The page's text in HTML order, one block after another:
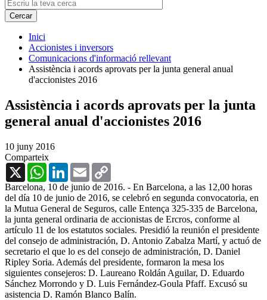
Inici
Accionistes i inversors
Comunicacions d'informació rellevant
Assistència i acords aprovats per la junta general anual
d'accionistes 2016
Assistència i acords aprovats per la junta
general anual d'accionistes 2016
10 juny 2016
Comparteix
X
WhatsAppLinkedInEmail
Barcelona, 10 de junio de 2016. - En Barcelona, a las 12,00 horas
del día 10 de junio de 2016, se celebró en segunda convocatoria, en
la Mutua General de Seguros, calle Entença 325-335 de Barcelona,
la junta general ordinaria de accionistas de Ercros, conforme al
artículo 11 de los estatutos sociales. Presidió la reunión el presidente
del consejo de administración, D. Antonio Zabalza Martí, y actuó de
secretario el que lo es del consejo de administración, D. Daniel
Ripley Soria. Además del presidente, formaron la mesa los
siguientes consejeros: D. Laureano Roldán Aguilar, D. Eduardo
Sánchez Morrondo y D. Luis Fernández-Goula Pfaff. Excusó su
asistencia D. Ramón Blanco Balín.